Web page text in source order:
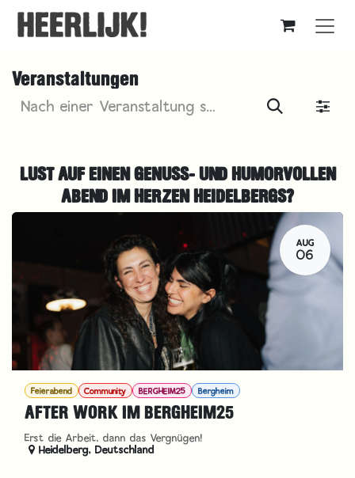
Zum Inhalt springen
Veranstaltungen
LUST AUF EINEN GENUSS- UND HUMORVOLLEN
ABEND IM HERZEN HEIDELBERGS?
AUG
06
Feierabend Community BERGHEIM25 Bergheim
AFTER WORK IM BERGHEIM25
Erst die Arbeit, dann das Vergnügen!
Heidelberg, Deutschland